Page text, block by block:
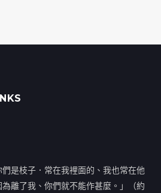
是枝子．常在我裡面的、我也常在他
離了我、你們就不能作甚麼。」（約